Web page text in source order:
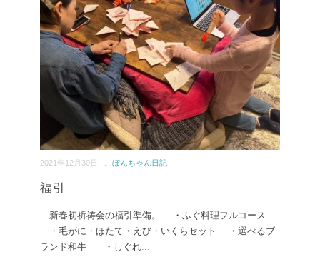
2021年12月30日 | こぼんちゃん日記
福引
新春初祈祷会の福引準備。 ・ふぐ料理フルコース
・毛がに・ほたて・えび・いくらセット ・選べるブ
ランド和牛 ・しぐれ...